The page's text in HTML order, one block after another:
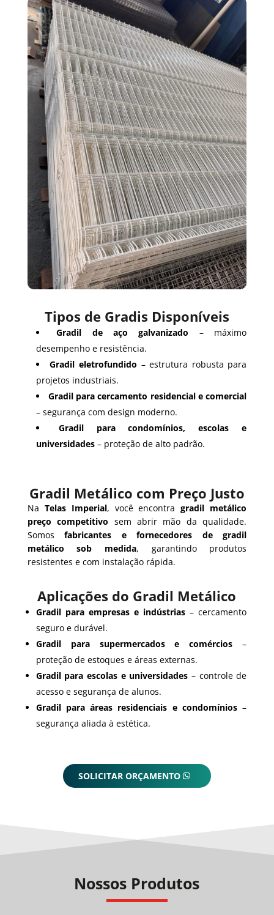
Tipos de Gradis Disponíveis
Gradil de aço galvanizado – máximo
desempenho e resistência.
Gradil eletrofundido – estrutura robusta para
projetos industriais.
Gradil para cercamento residencial e comercial
– segurança com design moderno.
Gradil para condomínios, escolas e
universidades– proteção de alto padrão.
Gradil Metálico com Preço Justo
Na Telas Imperial, você encontragradil metálico
preço competitivo sem abrir mão da qualidade.
Somosfabricantes e fornecedores de gradil
metálico sob medida, garantindo produtos
resistentes e com instalação rápida.
Aplicações do Gradil Metálico
Gradil para empresas e indústrias – cercamento
seguro e durável.
Gradil para supermercados e comércios –
proteção de estoques e áreas externas.
Gradil para escolas e universidades – controle de
acesso e segurança de alunos.
Gradil para áreas residenciais e condomínios–
segurança aliada à estética.
SOLICITAR ORÇAMENTO
Nossos Produtos